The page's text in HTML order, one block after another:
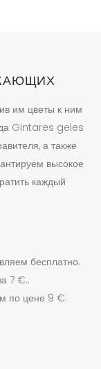
им цветы к ним
Gintares geles
а также
высокое
каждый
бесплатно.
7 €..
по цене 9 €.